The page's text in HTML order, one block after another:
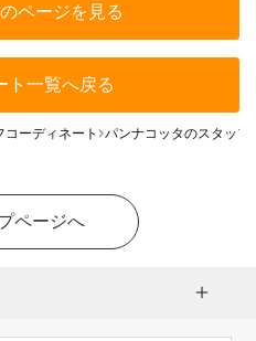
ページを見る
ト一覧へ戻る
コーディネート パンナコッタのスタッフ
ページへ